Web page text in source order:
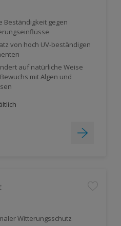
Beständigkeit gegen
von hoch UV-beständigen
auf natürliche Weise
mit Algen und
Witterungsschutz